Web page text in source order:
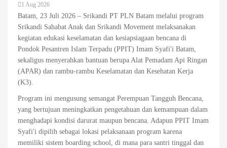
1 Aug 2026
Batam, 23 Juli 2026 – Srikandi PT PLN Batam melalui program
Srikandi Sahabat Anak dan Srikandi Movement melaksanakan
kegiatan edukasi keselamatan dan kesiapsiagaan bencana di
Pondok Pesantren Islam Terpadu (PPIT) Imam Syafi'i Batam,
sekaligus menyerahkan bantuan berupa Alat Pemadam Api Ringan
(APAR) dan rambu-rambu Keselamatan dan Kesehatan Kerja
(K3).
Program ini mengusung semangat Perempuan Tangguh Bencana,
yang bertujuan meningkatkan pengetahuan dan kemampuan dalam
menghadapi kondisi darurat maupun bencana. Adapun PPIT Imam
Syafi'i dipilih sebagai lokasi pelaksanaan program karena
memiliki sistem boarding school, di mana para santri tinggal dan